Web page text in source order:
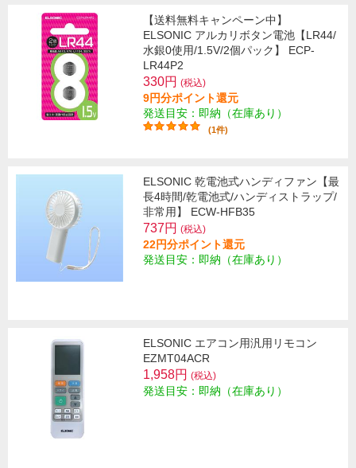
【送料無料キャンペーン中】
ELSONIC アルカリボタン電池【LR44/
水銀0使用/1.5V/2個パック】 ECP-
LR44P2
330円 (税込)
9円分ポイント還元
発送目安：即納（在庫あり）
(1件)
ELSONIC 乾電池式ハンディファン【最
長4時間/乾電池式/ハンディストラップ/
非常用】 ECW-HFB35
737円 (税込)
22円分ポイント還元
発送目安：即納（在庫あり）
ELSONIC エアコン用汎用リモコン
EZMT04ACR
1,958円 (税込)
発送目安：即納（在庫あり）